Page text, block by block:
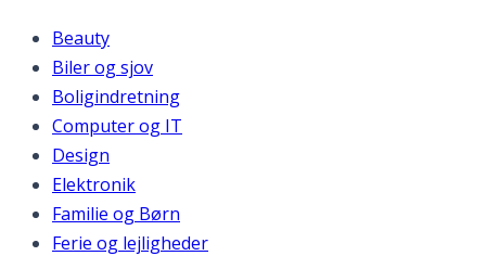
Beauty
Biler og sjov
Boligindretning
Computer og IT
Design
Elektronik
Familie og Børn
Ferie og lejligheder